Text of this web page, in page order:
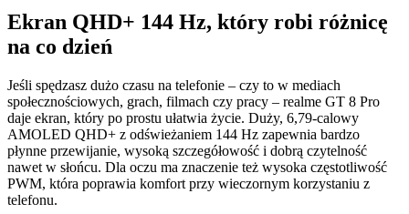
Ekran QHD+ 144 Hz, który robi różnicę
na co dzień
Jeśli spędzasz dużo czasu na telefonie – czy to w mediach
społecznościowych, grach, filmach czy pracy – realme GT 8 Pro
daje ekran, który po prostu ułatwia życie. Duży, 6,79-calowy
AMOLED QHD+ z odświeżaniem 144 Hz zapewnia bardzo
płynne przewijanie, wysoką szczegółowość i dobrą czytelność
nawet w słońcu. Dla oczu ma znaczenie też wysoka częstotliwość
PWM, która poprawia komfort przy wieczornym korzystaniu z
telefonu.